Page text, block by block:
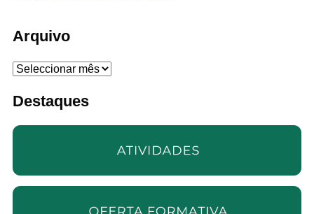
Arquivo
Arquivo
Destaques